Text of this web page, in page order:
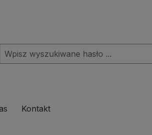
Produkte
Kontakt